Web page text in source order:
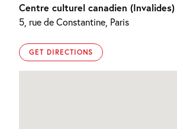
Centre culturel canadien (Invalides)
5, rue de Constantine, Paris
GET DIRECTIONS